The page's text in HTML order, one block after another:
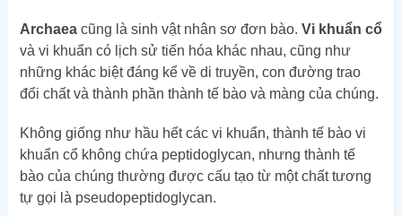
Archaeacũng là sinh vật nhân sơ đơn bào. Vi khuẩn cổ
và vi khuẩn có lịch sử tiến hóa khác nhau, cũng như
những khác biệt đáng kể về di truyền, con đường trao
đổi chất và thành phần thành tế bào và màng của chúng.
Không giống như hầu hết các vi khuẩn, thành tế bào vi
khuẩn cổ không chứa peptidoglycan, nhưng thành tế
bào của chúng thường được cấu tạo từ một chất tương
tự gọi là pseudopeptidoglycan.